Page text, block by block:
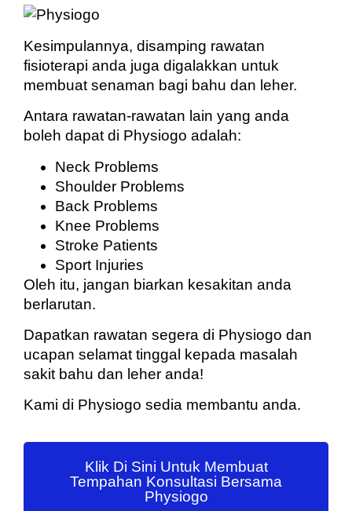
Kesimpulannya, disamping rawatan
fisioterapi anda juga digalakkan untuk
membuat senaman bagi bahu dan leher.
Antara rawatan-rawatan lain yang anda
boleh dapat di Physiogo adalah:
Neck Problems
Shoulder Problems
Back Problems
Knee Problems
Stroke Patients
Sport Injuries
Oleh itu, jangan biarkan kesakitan anda
berlarutan.
Dapatkan rawatan segera di Physiogo dan
ucapan selamat tinggal kepada masalah
sakit bahu dan leher anda!
Kami di Physiogo sedia membantu anda.
Klik Di Sini Untuk Membuat
Tempahan Konsultasi Bersama
Physiogo